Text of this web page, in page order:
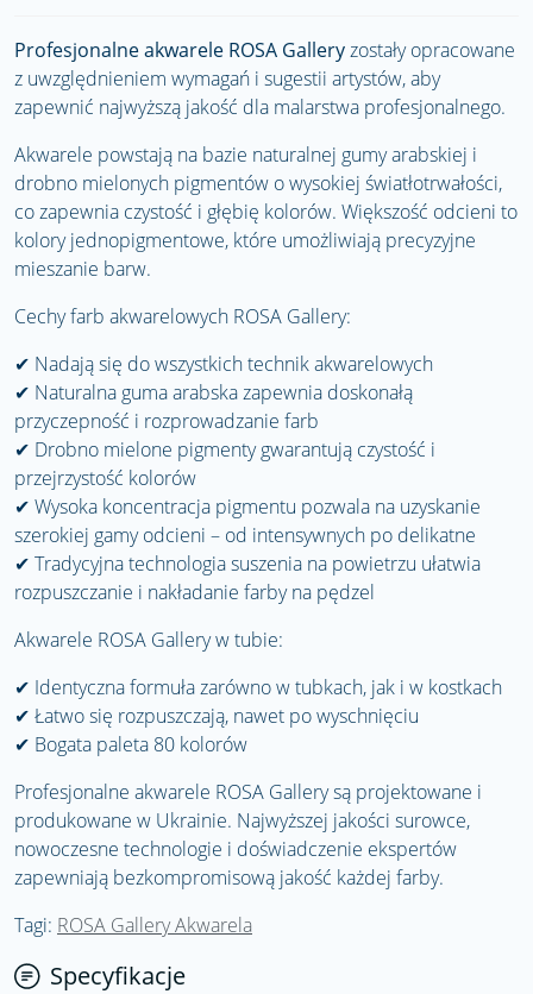
Profesjonalne akwarele ROSA Galleryzostały opracowane
z uwzględnieniem wymagań i sugestii artystów, aby
zapewnić najwyższą jakość dla malarstwa profesjonalnego.
Akwarele powstają na bazie naturalnej gumy arabskiej i
drobno mielonych pigmentów o wysokiej światłotrwałości,
co zapewnia czystość i głębię kolorów. Większość odcieni to
kolory jednopigmentowe, które umożliwiają precyzyjne
mieszanie barw.
Cechy farb akwarelowych ROSA Gallery:
✔ Nadają się do wszystkich technik akwarelowych
✔ Naturalna guma arabska zapewnia doskonałą
przyczepność i rozprowadzanie farb
✔ Drobno mielone pigmenty gwarantują czystość i
przejrzystość kolorów
✔ Wysoka koncentracja pigmentu pozwala na uzyskanie
szerokiej gamy odcieni – od intensywnych po delikatne
✔ Tradycyjna technologia suszenia na powietrzu ułatwia
rozpuszczanie i nakładanie farby na pędzel
Akwarele ROSA Gallery w tubie:
✔ Identyczna formuła zarówno w tubkach, jak i w kostkach
✔ Łatwo się rozpuszczają, nawet po wyschnięciu
✔ Bogata paleta 80 kolorów
Profesjonalne akwarele ROSA Gallery są projektowane i
produkowane w Ukrainie. Najwyższej jakości surowce,
nowoczesne technologie i doświadczenie ekspertów
zapewniają bezkompromisową jakość każdej farby.
Tagi: ROSA Gallery Akwarela
Specyfikacje